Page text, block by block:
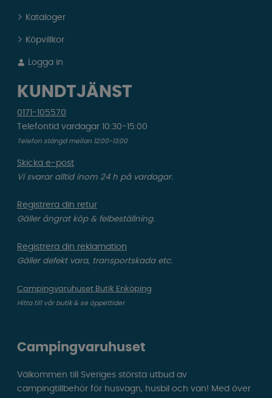
Kataloger
Köpvillkor
Logga in
KUNDTJÄNST
0171-105570
Telefontid vardagar 10:30-15:00
Telefon stängd mellan 12:00-13:00
Skicka e-post
Vi svarar alltid inom 24 h på vardagar.
Registrera din retur
Gäller ångrat köp & felbeställning.
Registrera din reklamation
Gäller defekt vara, transportskada etc.
Campingvaruhuset Butik Enköping
Hitta till vår butik & se öppettider
Campingvaruhuset
Välkommen till Sveriges största utbud av
campingtillbehör för husvagn, husbil och van! Med över